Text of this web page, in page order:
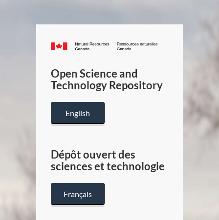
Canada.ca
/
Canada
Open Science and
Technology Repository
English
Dépôt ouvert des
sciences et technologie
Français